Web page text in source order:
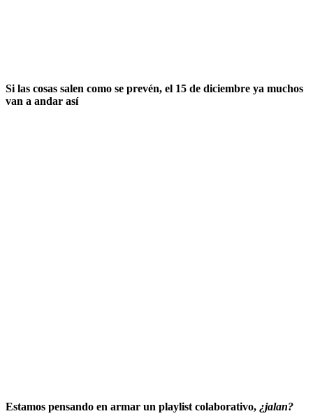
Si las cosas salen como se prevén, el 15 de diciembre ya muchos
van a andar así
Estamos pensando en armar un playlist colaborativo, ¿jalan?